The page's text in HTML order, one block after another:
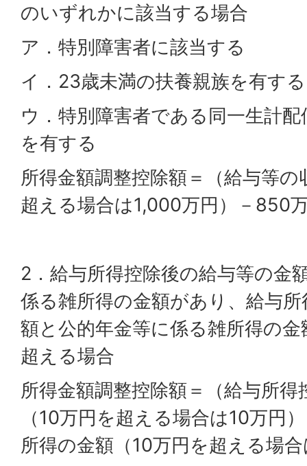
のいずれかに該当する場合
ア．特別障害者に該当する
イ．23歳未満の扶養親族を有する
ウ．特別障害者である同一生計
を有する
所得金額調整控除額＝（給与等
超える場合は1,000万円）－850
2．給与所得控除後の給与等の金
係る雑所得の金額があり、給与
額と公的年金等に係る雑所得の
超える場合
所得金額調整控除額＝（給与所
（10万円を超える場合は10万円
所得の金額（10万円を超える場